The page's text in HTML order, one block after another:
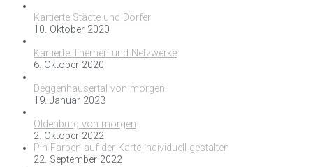
Kartierte Städte und Dörfer
10. Oktober 2020
Kartierte Themen und Netzwerke
6. Oktober 2020
Deggenhausertal von morgen
19. Januar 2023
Oldenburg von morgen
2. Oktober 2022
Pin-Farben auf der Karte individuell gestalten
22. September 2022